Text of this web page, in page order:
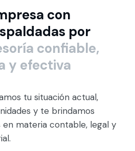
con
por
confiable,
y efectiva
tu situación actual,
y te brindamos
en materia contable, legal y